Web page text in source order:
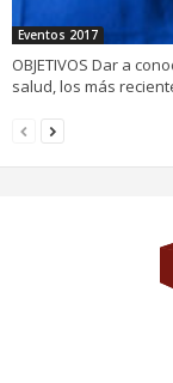
Eventos 2017
OBJETIVOS Dar a
salud, los más